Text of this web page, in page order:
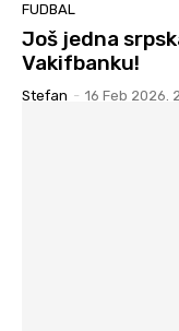
FUDBAL
Još jedna
Vakifbanku!
Stefan - 16 Feb 2026.